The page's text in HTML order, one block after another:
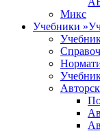
Микс
Учебники »